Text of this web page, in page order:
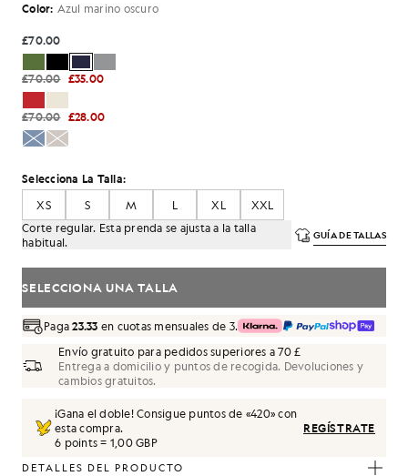
Color: Azul marino oscuro
£70.00
£70.00 £35.00
£70.00 £28.00
Selecciona La Talla:
XS
S M L XL
XXL
Corte regular. Esta prenda se ajusta a la talla
habitual.
GUÍA DE TALLAS
SELECCIONA UNA TALLA
Paga23.33 en cuotas mensuales de 3.
Envío gratuito para pedidos superiores a 70 £
Entrega a domicilio y puntos de recogida. Devoluciones y
cambios gratuitos.
¡Gana el doble! Consigue puntos de «420» con
esta compra.
6 points = 1,00 GBP
REGÍSTRATE
DETALLES DEL PRODUCTO